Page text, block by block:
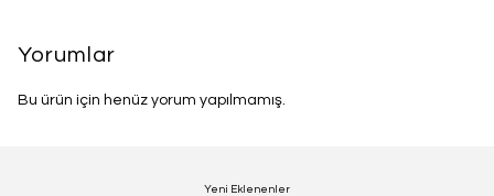
Yorumlar
Bu ürün için henüz yorum yapılmamış.
Yeni Eklenenler